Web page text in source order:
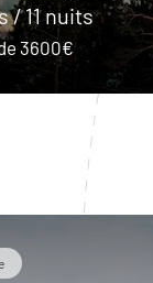
/ 11 nuits
3600€